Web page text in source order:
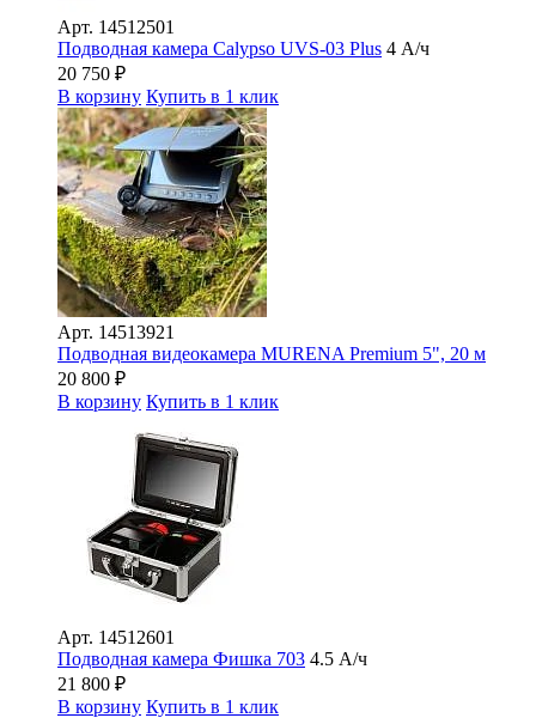
Арт. 14512501
Подводная камера Сalypso UVS-03 Plus 4 А/ч
20 750 ₽
В корзину Купить в 1 клик
Арт. 14513921
Подводная видеокамера MURENA Premium 5", 20 м
20 800 ₽
В корзину Купить в 1 клик
Арт. 14512601
Подводная камера Фишка 703 4.5 А/ч
21 800 ₽
В корзину Купить в 1 клик